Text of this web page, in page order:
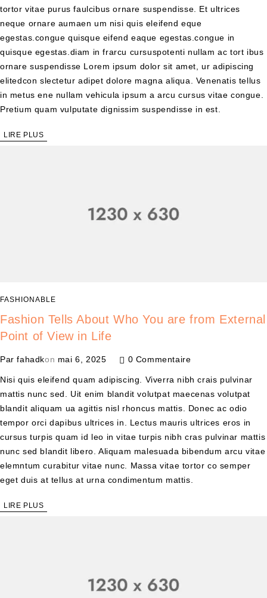
tortor vitae purus faulcibus ornare suspendisse. Et ultrices
neque ornare aumaen um nisi quis eleifend eque
egestas.congue quisque eifend eaque egestas.congue in
quisque egestas.diam in frarcu cursuspotenti nullam ac tort ibus
ornare suspendisse Lorem ipsum dolor sit amet, ur adipiscing
elitedcon slectetur adipet dolore magna aliqua. Venenatis tellus
in metus ene nullam vehicula ipsum a arcu cursus vitae congue.
Pretium quam vulputate dignissim suspendisse in est.
LIRE PLUS
FASHIONABLE
Fashion Tells About Who You are from External
Point of View in Life
Par fahadkon mai 6, 2025 0 Commentaire
Nisi quis eleifend quam adipiscing. Viverra nibh crais pulvinar
mattis nunc sed. Uit enim blandit volutpat maecenas volutpat
blandit aliquam ua agittis nisl rhoncus mattis. Donec ac odio
tempor orci dapibus ultrices in. Lectus mauris ultrices eros in
cursus turpis quam id leo in vitae turpis nibh cras pulvinar mattis
nunc sed blandit libero. Aliquam malesuada bibendum arcu vitae
elemntum curabitur vitae nunc. Massa vitae tortor co semper
eget duis at tellus at urna condimentum mattis.
LIRE PLUS